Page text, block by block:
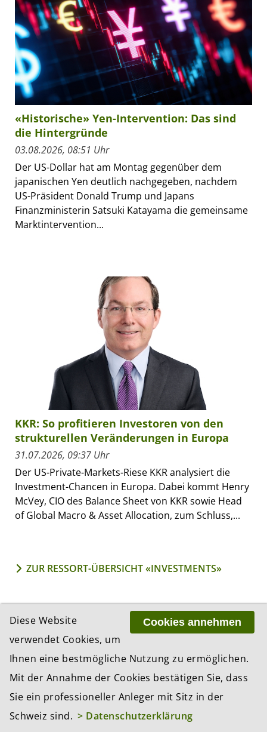
«Historische» Yen-Intervention: Das sind
die Hintergründe
03.08.2026, 08:51 Uhr
Der US-Dollar hat am Montag gegenüber dem
japanischen Yen deutlich nachgegeben, nachdem
US-Präsident Donald Trump und Japans
Finanzministerin Satsuki Katayama die gemeinsame
Marktintervention...
KKR: So profitieren Investoren von den
strukturellen Veränderungen in Europa
31.07.2026, 09:37 Uhr
Der US-Private-Markets-Riese KKR analysiert die
Investment-Chancen in Europa. Dabei kommt Henry
McVey, CIO des Balance Sheet von KKR sowie Head
of Global Macro & Asset Allocation, zum Schluss,...
ZUR RESSORT-ÜBERSICHT «INVESTMENTS»
MEISTGELESEN IN...
1 Tag 1 Woche
Chip-Ausverkauf verschärft sich: Zweite
Verlustwelle erfasst globale Börsen
Studie: So nutzen Schweizer
Cookies annehmen
Diese Website
verwendet Cookies, um
Ihnen eine bestmögliche Nutzung zu ermöglichen.
Mit der Annahme der Cookies bestätigen Sie, dass
Sie ein professioneller Anleger mit Sitz in der
Schweiz sind. > Datenschutzerklärung